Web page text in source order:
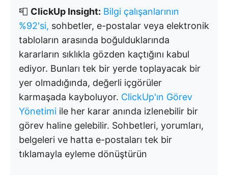
📮 ClickUp Insight: Bilgi çalışanlarının
%92'si, sohbetler, e-postalar veya elektronik
tabloların arasında boğulduklarında
kararların sıklıkla gözden kaçtığını kabul
ediyor. Bunları tek bir yerde toplayacak bir
yer olmadığında, değerli içgörüler
karmaşada kayboluyor. ClickUp'ın Görev
Yönetimi ile her karar anında izlenebilir bir
görev haline gelebilir. Sohbetleri, yorumları,
belgeleri ve hatta e-postaları tek bir
tıklamayla eyleme dönüştürün